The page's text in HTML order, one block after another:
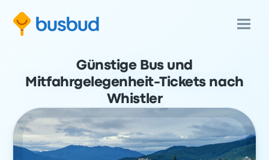
Günstige Bus und
Mitfahrgelegenheit-Tickets nach
Whistler